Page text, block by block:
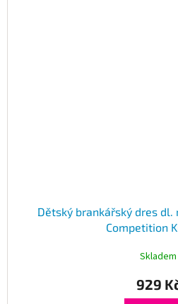
Dětský brankářský dres dl.
Competition
Skladem
929